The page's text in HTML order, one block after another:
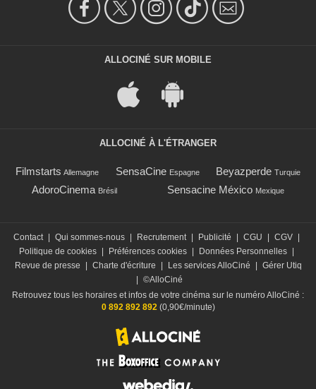
ALLOCINÉ SUR MOBILE
ALLOCINÉ À L'ÉTRANGER
Filmstarts Allemagne SensaCine Espagne Beyazperde Turquie
AdoroCinema Brésil Sensacine México Mexique
Contact | Qui sommes-nous | Recrutement | Publicité | CGU | CGV |
Politique de cookies | Préférences cookies | Données Personnelles |
Revue de presse
| Charte d'écriture | Les services AlloCiné | Gérer Utiq
| ©AlloCiné
Retrouvez tous les horaires et infos de votre cinéma sur le numéro AlloCiné :
0 892 892 892 (0,90€/minute)